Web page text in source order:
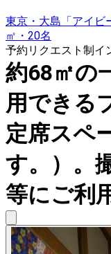
東京・大島「アイビ
㎡・20名
予約リクエスト制イ
約68㎡の
用できる
定席スペ
す。）。
等にご利